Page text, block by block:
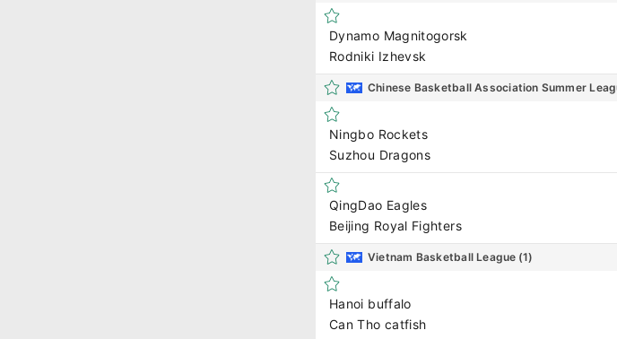
Dynamo Magnitogorsk
Rodniki Izhevsk
Chinese Basketball Association Summer
Ningbo Rockets
Suzhou Dragons
QingDao Eagles
Beijing Royal Fighters
Vietnam Basketball League (1)
Hanoi buffalo
Can Tho catfish